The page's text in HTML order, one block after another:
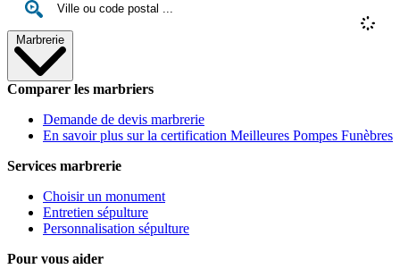
Marbrerie
Comparer les marbriers
Demande de devis marbrerie
En savoir plus sur la certification Meilleures Pompes Funèbres
Services marbrerie
Choisir un monument
Entretien sépulture
Personnalisation sépulture
Pour vous aider